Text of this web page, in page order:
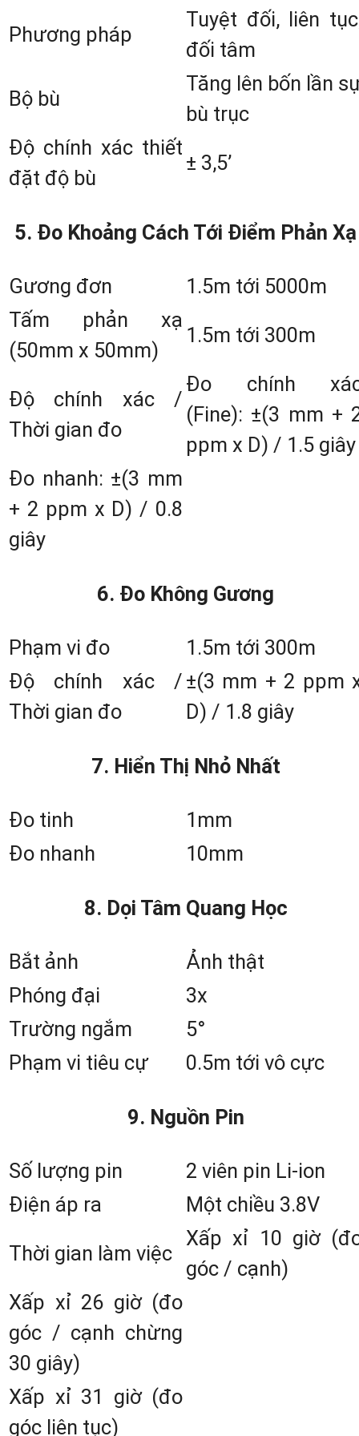
NIKON NIVO SERIES: NIVO 1.C,
2.C, NIVO 3.C, VÀ NIVO 5.C
2. Một Số Đặc Điểm Nổi Bật
Máy toàn đạc điện tử Nikon Nivo
Series
Máy có trọng lượng nhỏ
với 3,9kg và kích thước:
Hệ thống lăng kính
ảnh rõ nét các vật thể
điều kiện đủ sáng và
sáng.
PXA300 XScale 624 MHz
với phần mềm Survey Pro
Survey Basic tích hợp.
dụng: Thực hiện các
tính cần thiết trực tiếp
Độ chính xác đo góc
dạng: 1″, 2″, 3″, 5″ tùy
bản.
Khối đo EDM mạnh mẽ:
không gương 500m, đo
5000m.
Hỗ trợ phần mềm điều
Survey Pro Field,
Basic, Layout Pro Field.
Chế độ thay pin nóng:
tiết kiệm thời gian khởi
thiết lập lại trạm máy.
Thông qua Bluetooth
Phương pháp
Tuyệt đối, liên
đối tâm
Bộ bù
Tăng lên bốn lần
bù trục
Độ chính xác thiết
đặt độ bù
± 3,5’
5. Đo Khoảng Cách Tới Điểm Phản Xạ
Gương đơn
1.5m tới 5000m
Tấm phản xạ
(50mm x 50mm)
1.5m tới 300m
Độ chính xác /
Thời gian đo
Đo chính
(Fine): ±(3 mm +
ppm x D) / 1.5 giây
Đo nhanh: ±(3 mm
+ 2 ppm x D) / 0.8
giây
6. Đo Không Gương
Phạm vi đo
1.5m tới 300m
Độ chính xác /
Thời gian đo
±(3 mm + 2 ppm
D) / 1.8 giây
7. Hiển Thị Nhỏ Nhất
Đo tinh
1mm
Đo nhanh
10mm
8. Dọi Tâm Quang Học
Bắt ảnh
Ảnh thật
Phóng đại
3x
Trường ngắm
5°
Phạm vi tiêu cự
0.5m tới vô cực
9. Nguồn Pin
Số lượng pin
2 viên pin Li-ion
Điện áp ra
Một chiều 3.8V
Thời gian làm việc
Xấp xỉ 10 giờ
góc / cạnh)
Xấp xỉ 26 giờ (đo
góc / cạnh chừng
30 giây)
Xấp xỉ 31 giờ (đo
góc liên tục)